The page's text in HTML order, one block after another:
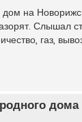
на
Слышал
газ,